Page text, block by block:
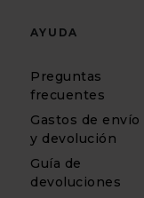
AYUDA
Preguntas
frecuentes
Gastos de envío
y devolución
Guía de
devoluciones